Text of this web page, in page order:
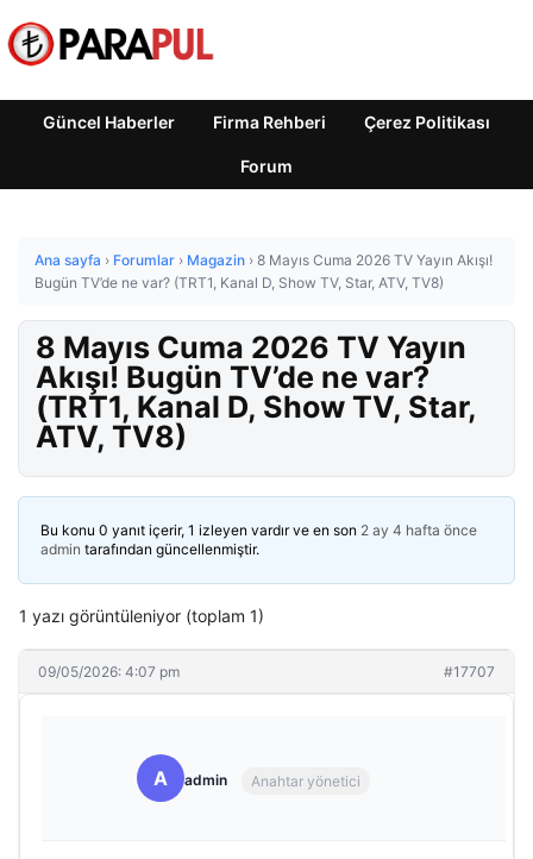
Güncel Haberler Firma Rehberi Çerez Politikası
Forum
Ana sayfa › Forumlar › Magazin › 8 Mayıs Cuma 2026 TV Yayın Akışı!
Bugün TV’de ne var? (TRT1, Kanal D, Show TV, Star, ATV, TV8)
8 Mayıs Cuma 2026 TV Yayın
Akışı! Bugün TV’de ne var?
(TRT1, Kanal D, Show TV, Star,
ATV, TV8)
Bu konu 0 yanıt içerir, 1 izleyen vardır ve en son 2 ay 4 hafta önce
admin tarafından güncellenmiştir.
1 yazı görüntüleniyor (toplam 1)
09/05/2026: 4:07 pm #17707
A admin Anahtar yönetici